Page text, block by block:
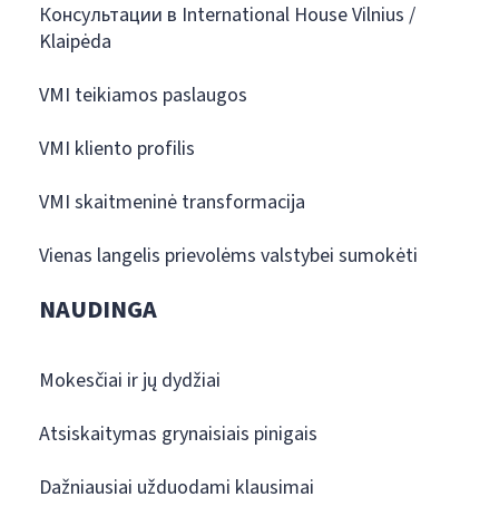
Консультации в International House Vilnius /
Klaipėda
VMI teikiamos paslaugos
VMI kliento profilis
VMI skaitmeninė transformacija
Vienas langelis prievolėms valstybei sumokėti
NAUDINGA
Mokesčiai ir jų dydžiai
Atsiskaitymas grynaisiais pinigais
Dažniausiai užduodami klausimai